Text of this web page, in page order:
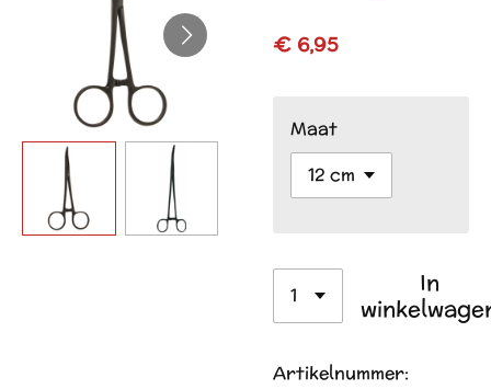
€ 6,95
Maat
In
Artikelnummer: